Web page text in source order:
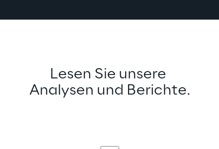
Lesen Sie unsere
Analysen und Berichte.